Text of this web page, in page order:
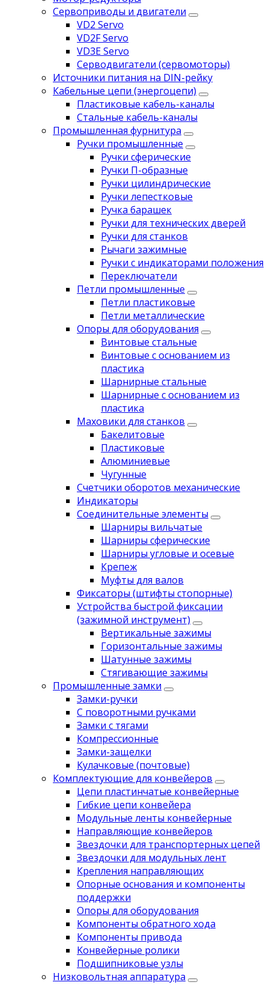
Сервоприводы и двигатели
VD2 Servo
VD2F Servo
VD3E Servo
Серводвигатели (сервомоторы)
Источники питания на DIN-рейку
Кабельные цепи (энергоцепи)
Пластиковые кабель-каналы
Стальные кабель-каналы
Промышленная фурнитура
Ручки промышленные
Ручки сферические
Ручки П-образные
Ручки цилиндрические
Ручки лепестковые
Ручка барашек
Ручки для технических дверей
Ручки для станков
Рычаги зажимные
Ручки с индикаторами положения
Переключатели
Петли промышленные
Петли пластиковые
Петли металлические
Опоры для оборудования
Винтовые стальные
Винтовые с основанием из
пластика
Шарнирные стальные
Шарнирные с основанием из
пластика
Маховики для станков
Бакелитовые
Пластиковые
Алюминиевые
Чугунные
Счетчики оборотов механические
Индикаторы
Соединительные элементы
Шарниры вильчатые
Шарниры сферические
Шарниры угловые и осевые
Крепеж
Муфты для валов
Фиксаторы (штифты стопорные)
Устройства быстрой фиксации
(зажимной инструмент)
Вертикальные зажимы
Горизонтальные зажимы
Шатунные зажимы
Стягивающие зажимы
Промышленные замки
Замки-ручки
С поворотными ручками
Замки с тягами
Компрессионные
Замки-защелки
Кулачковые (почтовые)
Комплектующие для конвейеров
Цепи пластинчатые конвейерные
Гибкие цепи конвейера
Модульные ленты конвейерные
Направляющие конвейеров
Звездочки для транспортерных цепей
Звездочки для модульных лент
Крепления направляющих
Опорные основания и компоненты
поддержки
Опоры для оборудования
Компоненты обратного хода
Компоненты привода
Koнвейерныe pолики
Подшипниковые узлы
Низковольтная аппаратура